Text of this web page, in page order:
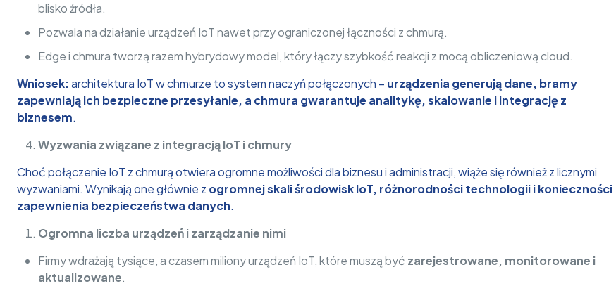
blisko źródła.
Pozwala na działanie urządzeń IoT nawet przy ograniczonej łączności z chmurą.
Edge i chmura tworzą razem hybrydowy model, który łączy szybkość reakcji z mocą obliczeniową cloud.
Wniosek:architektura IoT w chmurze to system naczyń połączonych – urządzenia generują dane, bramy
zapewniają ich bezpieczne przesyłanie, a chmura gwarantuje analitykę, skalowanie i integrację z
biznesem.
Wyzwania związane z integracją IoT i chmury
Choć połączenie IoT z chmurą otwiera ogromne możliwości dla biznesu i administracji, wiąże się również z licznymi
wyzwaniami. Wynikają one głównie z ogromnej skali środowisk IoT, różnorodności technologii i konieczności
zapewnienia bezpieczeństwa danych.
Ogromna liczba urządzeń i zarządzanie nimi
Firmy wdrażają tysiące, a czasem miliony urządzeń IoT, które muszą być zarejestrowane, monitorowane i
aktualizowane.